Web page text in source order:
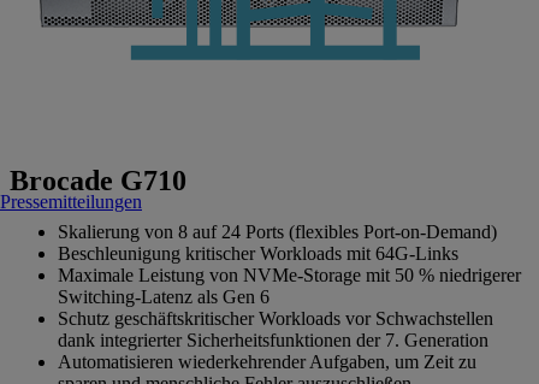
Pressemitteilungen
Brocade G710
Skalierung von 8 auf 24 Ports (flexibles Port-on-Demand)
Beschleunigung kritischer Workloads mit 64G-Links
Maximale Leistung von NVMe-Storage mit 50 % niedrigerer
Switching-Latenz als Gen 6
Schutz geschäftskritischer Workloads vor Schwachstellen
dank integrierter Sicherheitsfunktionen der 7. Generation
Automatisieren wiederkehrender Aufgaben, um Zeit zu